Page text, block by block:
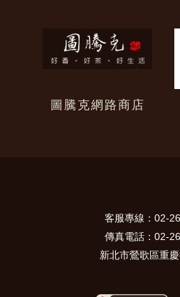
圖騰克網路商店
客服專線：02-
傳真電話：02-
新北市鶯歌區重